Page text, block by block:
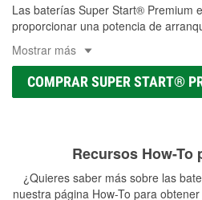
Las baterías Super Start® Premium
proporcionar una potencia de
Mostrar más
COMPRAR SUPER START®
Recursos How-To
¿Quieres saber más sobre las
nuestra página How-To para